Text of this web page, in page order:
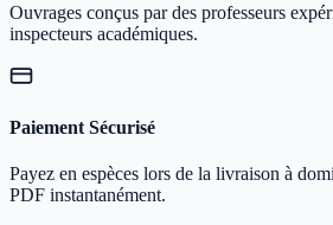
Ouvrages conçus par des professeurs
inspecteurs académiques.
Paiement Sécurisé
Payez en espèces lors de la livraison à
PDF instantanément.